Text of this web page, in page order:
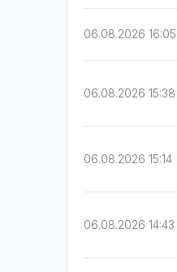
06.08.2026 16:05
06.08.2026 15:38
06.08.2026 15:14
06.08.2026 14:43